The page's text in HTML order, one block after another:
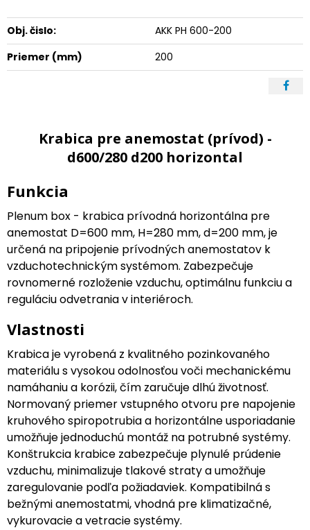
Obj. čislo:
AKK PH 600-200
Priemer (mm)
200
Krabica pre anemostat (prívod) -
d600/280 d200 horizontal
Funkcia
Plenum box - krabica prívodná horizontálna pre
anemostat D=600 mm, H=280 mm, d=200 mm, je
určená na pripojenie prívodných anemostatov k
vzduchotechnickým systémom. Zabezpečuje
rovnomerné rozloženie vzduchu, optimálnu funkciu a
reguláciu odvetrania v interiéroch.
Vlastnosti
Krabica je vyrobená z kvalitného pozinkovaného
materiálu s vysokou odolnosťou voči mechanickému
namáhaniu a korózii, čím zaručuje dlhú životnosť.
Normovaný priemer vstupného otvoru pre napojenie
kruhového spiropotrubia a horizontálne usporiadanie
umožňuje jednoduchú montáž na potrubné systémy.
Konštrukcia krabice zabezpečuje plynulé prúdenie
vzduchu, minimalizuje tlakové straty a umožňuje
zaregulovanie podľa požiadaviek. Kompatibilná s
bežnými anemostatmi, vhodná pre klimatizačné,
vykurovacie a vetracie systémy.